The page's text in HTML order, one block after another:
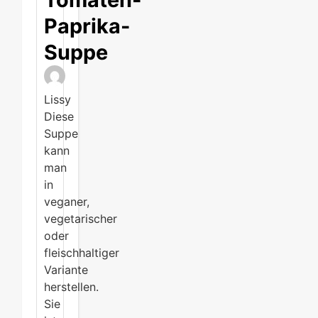
Paprika-
Suppe
Lissy
Diese
Suppe
kann
man
in
veganer,
vegetarischer
oder
fleischhaltiger
Variante
herstellen.
Sie